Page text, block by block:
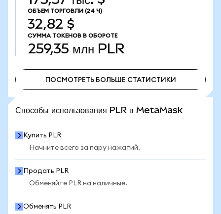
ОБЪЕМ ТОРГОВЛИ (24 Ч)
32,82 $
СУММА ТОКЕНОВ В ОБОРОТЕ
259,35 млн PLR
ПОСМОТРЕТЬ БОЛЬШЕ СТАТИСТИКИ
Способы использования PLR в MetaMask
Купить PLR
Начните всего за пару нажатий.
Продать PLR
Обменяйте PLR на наличные.
Обменять PLR